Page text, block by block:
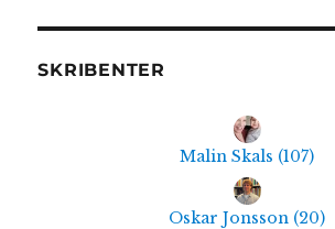
SKRIBENTER
Malin Skals (107)
Oskar Jonsson (20)